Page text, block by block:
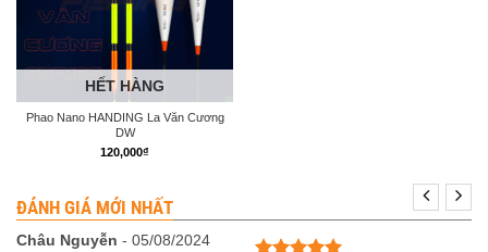
HẾT HÀNG
Phao Nano HANDING La Văn Cương
DW
120,000₫
ĐÁNH GIÁ MỚI NHẤT
Châu Nguyễn - 05/08/2024